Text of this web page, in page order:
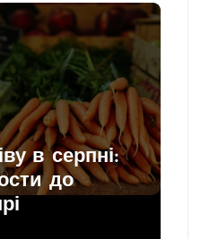
в серпні:
до